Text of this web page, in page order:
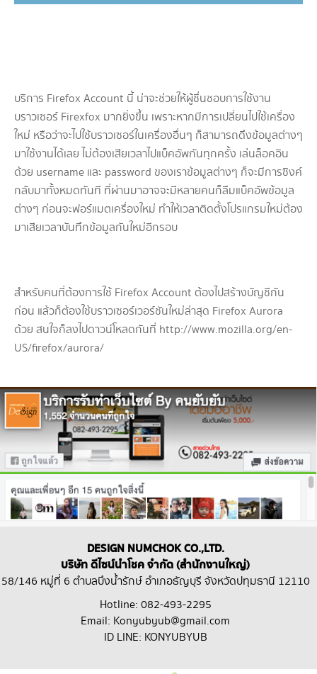
บริการ Firefox Account นี้ น่าจะช่วยให้ผู้ชื่นชอบการใช้งาน
บราวเซอร์ Firexfox มากยิ่งขึ้น เพราะหากมีการเปลี่ยนไปใช้เครื่อง
ใหม่ หรือว่าจะไปใช้บราวเซอร์ในเครื่องอื่นๆ ก็สามารถดึงข้อมูลต่างๆ
มาใช้งานได้เลย ไม่ต้องเสียเวลาไปแบ็คอัพกันทุกครั้ง เล่นล็อคอิน
ด้วย username และ password ของเราข้อมูลต่างๆ ก็จะมีการซิงค์
กลับมาทั้งหมดทันที ที่ผ่านมาอาจจะมีหลายคนก็ลืมแบ็คอัพข้อมูล
ต่างๆ ก่อนจะฟอร์แมตเครื่องใหม่ ทำให้เวลาติดตั้งโปรแกรมใหม่ต้อง
มาเสียเวลาบันทึกข้อมูลกันใหม่อีกรอบ
สำหรับคนที่ต้องการใช้ Firefox Account ต้องไปสร้างบัญชีกัน
ก่อน แล้วก็ต้องใช้บราวเซอร์เวอร์ชันใหม่ล่าสุด Firefox Aurora
ด้วย สนใจก็ลงไปดาวน์โหลดกันที่ http://www.mozilla.org/en-
US/firefox/aurora/
DESIGN NUMCHOK CO.,LTD.
บริษัท ดีไซน์นำโชค จำกัด (สำนักงานใหญ่)
58/146 หมู่ที่ 6 ตำบลบึงน้ำรักษ์ อำเภอธัญบุรี จังหวัดปทุมธานี 12110
Hotline: 082-493-2295
Email: Konyubyub@gmail.com
ID LINE: KONYUBYUB